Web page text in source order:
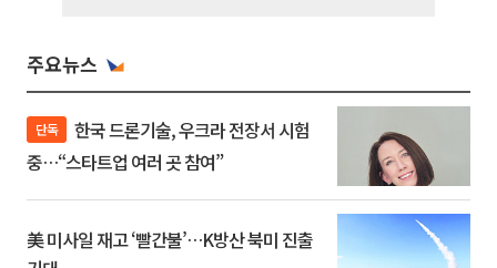
주요뉴스
단독
중…“스타트업 여러 곳 참여”
美 미사일 재고 ‘빨간불’…K방산 북미 진출